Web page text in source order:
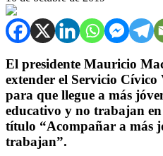
El presidente Mauricio
extender el Servicio
para que llegue a más
educativo y no trabajan
título “Acompañar a más
trabajan”.